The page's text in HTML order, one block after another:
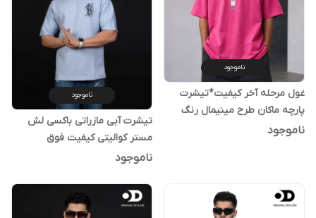
ناموجود
غول مرحله آخر کیفیت*تیشرت
پارچه ماکان طرح مینیمال رنگ
مرجانی دو نخ گرم بالا
ناموجود
ناموجود
تیشرت آبی مازراتی باکسی لش
مستر کوالیتی کیفیت فوق
استثنایی | اورجینال دیلم کد۲
ناموجود